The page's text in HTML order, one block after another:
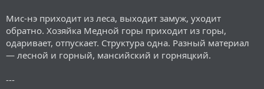
Мис-нэ приходит из леса, выходит замуж, уходит
обратно. Хозяйка Медной горы приходит из горы,
одаривает, отпускает. Структура одна. Разный материал
— лесной и горный, мансийский и горняцкий.
---